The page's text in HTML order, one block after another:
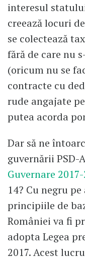
interesul
creează locuri
se colectează
fără de care nu
(oricum nu se
contracte cu
rude angajate
putea acorda
Dar să ne
guvernării PSD-
Guvernare
14? Cu negru
principiile de
României va fi
adopta Legea
2017. Acest